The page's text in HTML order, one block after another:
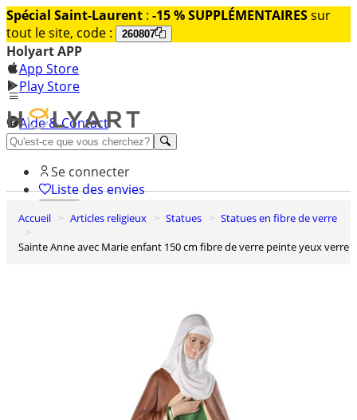
Spécial Saint-Laurent : -15 % SUPPLÉMENTAIRESsur
tout le site, code :
260807
Holyart APP
App Store
Play Store
Aide & Contact
Découvrez Premium
Se connecter
Liste des envies
0
Accueil Articles religieux Statues
Statues en fibre de verre
Sainte Anne avec Marie enfant 150 cm fibre de verre peinte yeux verre